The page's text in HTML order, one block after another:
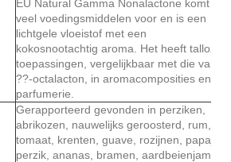
EU Natural Gamma Nonalactone komt in
veel voedingsmiddelen voor en is een
lichtgele vloeistof met een
kokosnootachtig aroma. Het heeft talloze
toepassingen, vergelijkbaar met die van
??-octalacton, in aromacomposities en
parfumerie.
Gerapporteerd gevonden in perziken,
abrikozen, nauwelijks geroosterd, rum,
tomaat, krenten, guave, rozijnen, papaja,
perzik, ananas, bramen, aardbeienjam,